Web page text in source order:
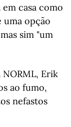
casa como
uma opção
sim "um
Erik
ao fumo,
nefastos